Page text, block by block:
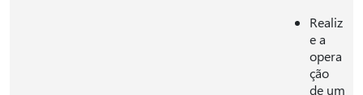
Realiz
e a
opera
ção
de um